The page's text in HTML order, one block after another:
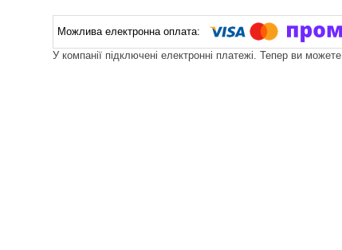
У компанії підключені електронні платежі. Тепер ви